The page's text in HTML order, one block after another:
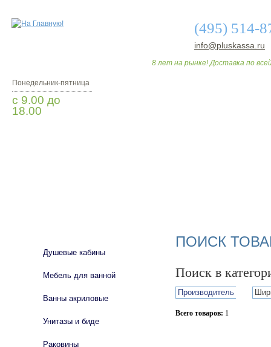
(495) 514-
info@pluskassa.ru
8 лет на рынке! Доставка по
Понедельник-пятница
с 9.00 до
18.00
ПОИСК
Поиск в
Производитель
Всего товаров: 1
Душевые кабины
Мебель для ванной
Ванны акриловые
Унитазы и биде
Раковины